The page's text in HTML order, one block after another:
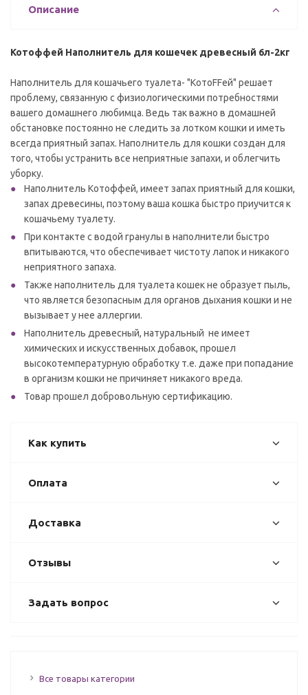
Описание
Котоффей Наполнитель для кошечек древесный 6л-2кг
Наполнитель для кошачьего туалета- "КотоFFей" решает
проблему, связанную с физиологическими потребностями
вашего домашнего любимца. Ведь так важно в домашней
обстановке постоянно не следить за лотком кошки и иметь
всегда приятный запах. Наполнитель для кошки создан для
того, чтобы устранить все неприятные запахи, и облегчить
уборку.
Наполнитель Котоффей, имеет запах приятный для кошки,
запах древесины, поэтому ваша кошка быстро приучится к
кошачьему туалету.
При контакте с водой гранулы в наполнители быстро
впитываются, что обеспечивает чистоту лапок и никакого
неприятного запаха.
Также наполнитель для туалета кошек не образует пыль,
что является безопасным для органов дыхания кошки и не
вызывает у нее аллергии.
Наполнитель древесный, натуральный не имеет
химических и искусственных добавок, прошел
высокотемпературную обработку т.е. даже при попадание
в организм кошки не причиняет никакого вреда.
Товар прошел добровольную сертификацию.
Как купить
Оплата
Доставка
Отзывы
Задать вопрос
Все товары категории